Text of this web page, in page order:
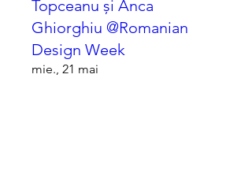
Topceanu și Anca
Ghiorghiu @Romanian
Design Week
mie., 21 mai